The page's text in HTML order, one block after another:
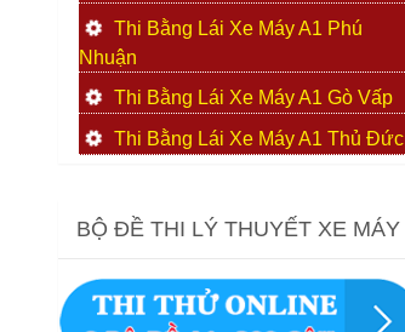
Thi Bằng Lái Xe Máy A1 Phú
Nhuận
Thi Bằng Lái Xe Máy A1 Gò Vấp
Thi Bằng Lái Xe Máy A1 Thủ Đức
BỘ ĐỀ THI LÝ THUYẾT XE MÁY